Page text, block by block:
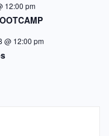
12:00 pm
@ 12:00 pm